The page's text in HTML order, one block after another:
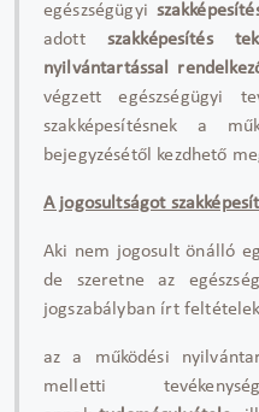
egészségügyi
adott
szakképesítés
nyilvántartással
végzett egészségügyi
szakképesítésnek a
bejegyzésétől kezdhető
A jogosultságot
Aki nem jogosult önálló
de szeretne az
jogszabályban írt
az a működési
melletti